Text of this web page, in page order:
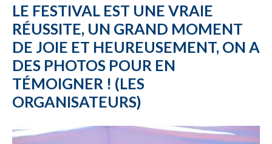
LE FESTIVAL EST UNE VRAIE
RÉUSSITE, UN GRAND MOMENT
DE JOIE ET HEUREUSEMENT, ON A
DES PHOTOS POUR EN
TÉMOIGNER ! (LES
ORGANISATEURS)